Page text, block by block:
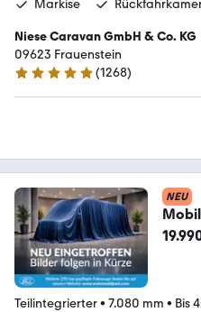
Markise
Niese Caravan GmbH & Co. KG
09623 Frauenstein
4.9 Sterne
(1268)
NEU
Teilintegrierter• 7.080 mm • Bis